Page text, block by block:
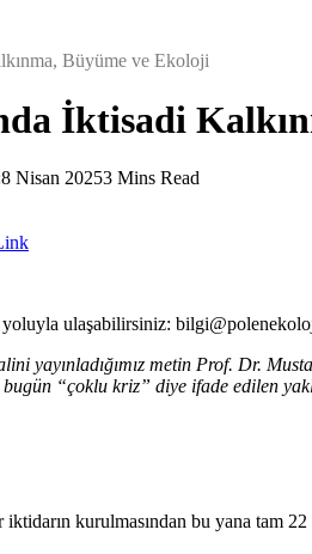
Büyüme ve Ekoloji
İktisadi
8 Nisan 20253 Mins Read
yoluyla ulaşabilirsiniz:
yayınladığımız metin Prof. Dr.
bugün “çoklu kriz” diye ifade edilen
kurulmasından bu yana tam